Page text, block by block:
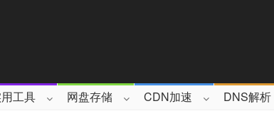
工具 网盘存储 CDN加速 DNS解析